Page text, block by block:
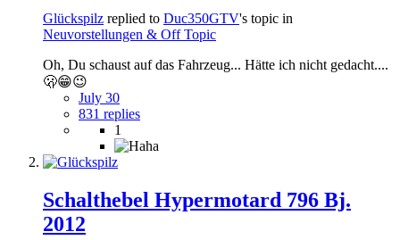
Glückspilz replied to Duc350GTV's topic in
Neuvorstellungen & Off Topic
Oh, Du schaust auf das Fahrzeug... Hätte ich nicht gedacht....
🫢😁😉
July 30
831 replies
1
Schalthebel Hypermotard 796 Bj.
2012